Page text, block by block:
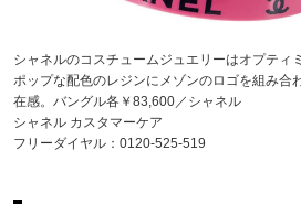
シャネルのコスチュームジュエリーはオプティ
ポップな配色のレジンにメゾンのロゴを組み合
在感。バングル各￥83,600／シャネル
シャネル カスタマーケア
フリーダイヤル：0120-525-519